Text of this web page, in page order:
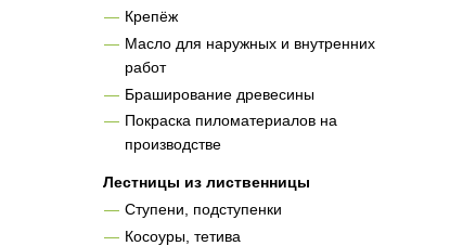
Крепёж
Масло для наружных и внутренних
работ
Браширование древесины
Покраска пиломатериалов на
производстве
Лестницы из лиственницы
Ступени, подступенки
Косоуры, тетива